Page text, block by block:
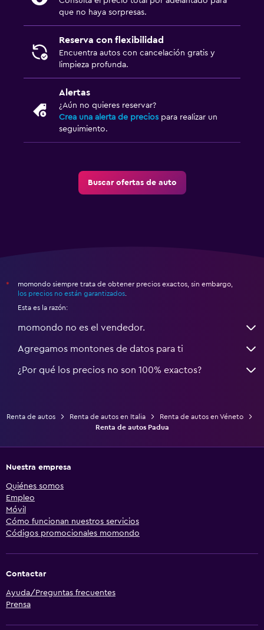
que no haya sorpresas.
Reserva con flexibilidad
Encuentra autos con cancelación gratis y
limpieza profunda.
Alertas
¿Aún no quieres reservar?
Crea una alerta de precios para realizar un
seguimiento.
Buscar ofertas de auto
*
momondo siempre trata de obtener precios exactos, sin embargo,
los precios no están garantizados.
Esta es la razón:
momondo no es el vendedor.
Agregamos montones de datos para ti
¿Por qué los precios no son 100% exactos?
Renta de autos Renta de autos en Italia
Renta de autos en Véneto
Renta de autos Padua
Nuestra empresa
Quiénes somos
Empleo
Móvil
Cómo funcionan nuestros servicios
Códigos promocionales momondo
Contactar
Ayuda/Preguntas frecuentes
Prensa